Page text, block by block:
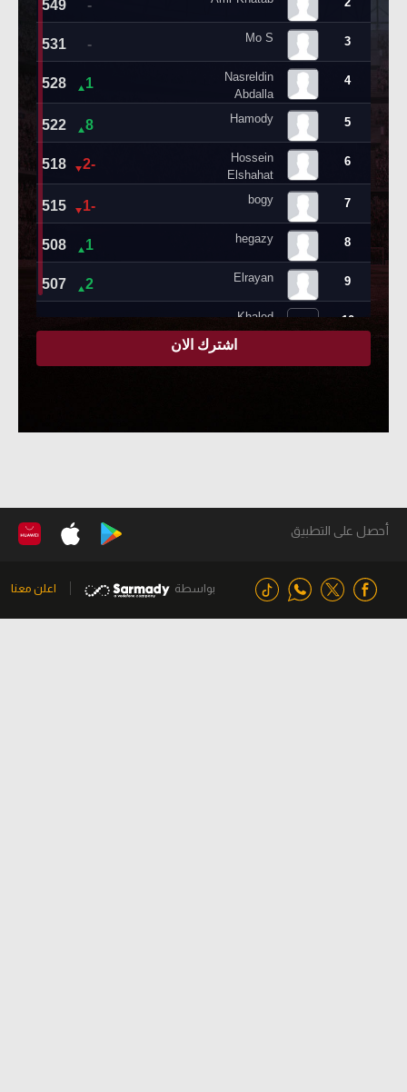
أحصل على التطبيق
بواسطة اعلن معنا